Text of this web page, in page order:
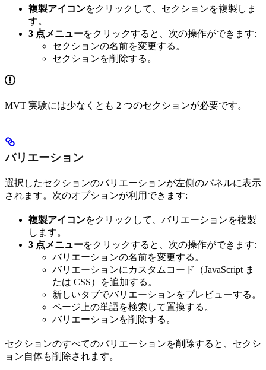
複製アイコンをクリックして、セクションを複製しま
す。
3 点メニューをクリックすると、次の操作ができます:
セクションの名前を変更する。
セクションを削除する。
MVT 実験には少なくとも 2 つのセクションが必要です。
バリエーション
選択したセクションのバリエーションが左側のパネルに表示
されます。次のオプションが利用できます:
複製アイコンをクリックして、バリエーションを複製
します。
3 点メニューをクリックすると、次の操作ができます:
バリエーションの名前を変更する。
バリエーションにカスタムコード（JavaScript ま
たは CSS）を追加する。
新しいタブでバリエーションをプレビューする。
ページ上の単語を検索して置換する。
バリエーションを削除する。
セクションのすべてのバリエーションを削除すると、セクシ
ョン自体も削除されます。